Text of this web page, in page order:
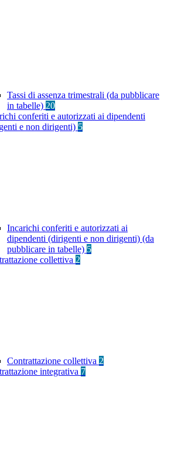
Tassi di assenza trimestrali (da pubblicare
in tabelle) 20
conferiti e autorizzati ai dipendenti
e non dirigenti) 5
Incarichi conferiti e autorizzati ai
dipendenti (dirigenti e non dirigenti) (da
pubblicare in tabelle) 5
collettiva 2
Contrattazione collettiva 2
integrativa 7